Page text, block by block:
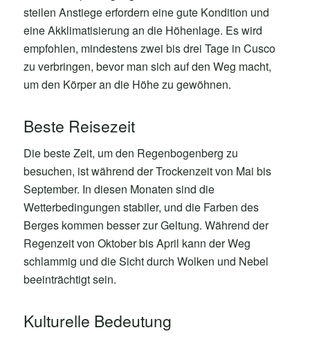
steilen Anstiege erfordern eine gute Kondition und
eine Akklimatisierung an die Höhenlage. Es wird
empfohlen, mindestens zwei bis drei Tage in Cusco
zu verbringen, bevor man sich auf den Weg macht,
um den Körper an die Höhe zu gewöhnen.
Beste Reisezeit
Die beste Zeit, um den Regenbogenberg zu
besuchen, ist während der Trockenzeit von Mai bis
September. In diesen Monaten sind die
Wetterbedingungen stabiler, und die Farben des
Berges kommen besser zur Geltung. Während der
Regenzeit von Oktober bis April kann der Weg
schlammig und die Sicht durch Wolken und Nebel
beeinträchtigt sein.
Kulturelle Bedeutung